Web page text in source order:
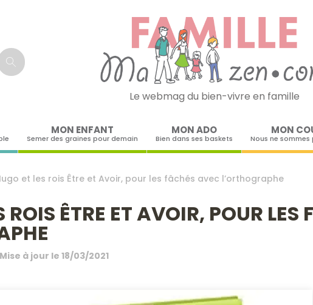
Le webmag du bien-vivre en famille
MON ENFANT
Semer des graines pour demain
MON ADO
Bien dans ses baskets
MON
Nous ne
et les rois Être et Avoir, pour les fâchés avec l’orthographe
ROIS ÊTRE ET AVOIR, POUR LES
à jour le 18/03/2021